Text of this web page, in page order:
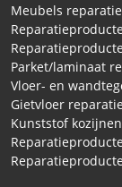
Meubels
Parket/laminaat
Vloer- en
Gietvloer
Kunststof